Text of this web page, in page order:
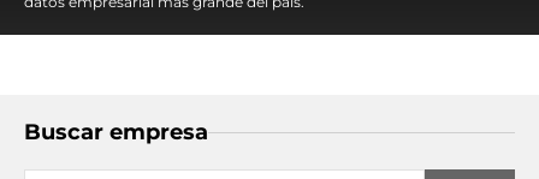
Buscar empresa